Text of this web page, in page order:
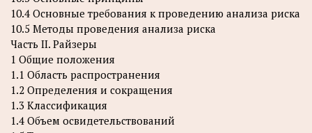
10.4 Основные требования к проведению анализа риска
10.5 Методы проведения анализа риска
Часть II. Райзеры
1 Общие положения
1.1 Область распространения
1.2 Определения и сокращения
1.3 Классификация
1.4 Объем освидетельствований